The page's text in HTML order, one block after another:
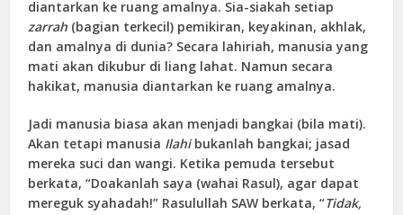
diantarkan ke ruang amalnya. Sia-siakah setiap
zarrah (bagian terkecil) pemikiran, keyakinan, akhlak,
dan amalnya di dunia? Secara lahiriah, manusia yang
mati akan dikubur di liang lahat. Namun secara
hakikat, manusia diantarkan ke ruang amalnya.
Jadi manusia biasa akan menjadi bangkai (bila mati).
Akan tetapi manusia Ilahibukanlah bangkai; jasad
mereka suci dan wangi. Ketika pemuda tersebut
berkata, “Doakanlah saya (wahai Rasul), agar dapat
mereguk syahadah!” Rasulullah SAW berkata, “Tidak,